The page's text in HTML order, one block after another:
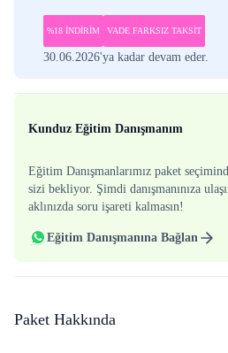
%18 İNDİRİM VADE FARKSIZ TAKSİT
30.06.2026'ya kadar devam eder.
Kunduz Eğitim Danışmanım
Eğitim Danışmanlarımız paket
sizi bekliyor. Şimdi danışmanınıza
aklınızda soru işareti kalmasın!
Eğitim Danışmanına Bağlan
Paket Hakkında